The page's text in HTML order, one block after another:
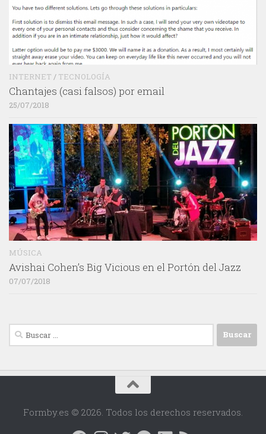
INTERNET / TECNOLOGÍA
Chantajes (casi falsos) por email
25/07/2018
MÚSICA
Avishai Cohen’s Big Vicious en el Portón del Jazz
07/07/2018
Buscar:
Formby.es © 2026. Todos los derechos reservados.